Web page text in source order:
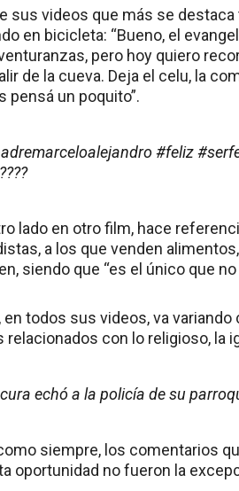
sus videos que más se
en bicicleta: “Bueno, el
pero hoy quiero
de la cueva. Deja el celu, la
pensá un poquito”.
#feliz
lado en otro film, hace
a los que venden
siendo que “es el único que
en todos sus videos, va
relacionados con lo religioso, la
echó a la policía de su
siempre, los comentarios
oportunidad no fueron la